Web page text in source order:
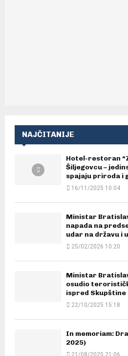
NAJČITANIJE
Hotel-restoran
Šiljegovcu –
spajaju priroda i
16/11/2025 10:04
Ministar
napada na
udar na državu i
25/02/2026 10:20
Ministar
osudio
ispred Skupštine
22/10/2025 15:18
In memoriam:
2025)
21/08/2025 21:06